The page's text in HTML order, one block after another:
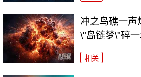
冲之鸟礁一声
\"岛链梦\"碎
相关